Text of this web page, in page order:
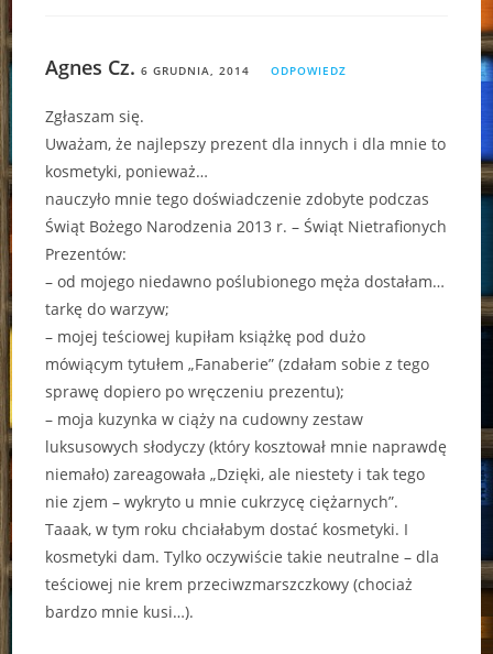
Agnes Cz. 6 GRUDNIA, 2014 ODPOWIEDZ
Zgłaszam się.
Uważam, że najlepszy prezent dla innych i dla mnie to
kosmetyki, ponieważ…
nauczyło mnie tego doświadczenie zdobyte podczas
Świąt Bożego Narodzenia 2013 r. – Świąt Nietrafionych
Prezentów:
– od mojego niedawno poślubionego męża dostałam…
tarkę do warzyw;
– mojej teściowej kupiłam książkę pod dużo
mówiącym tytułem „Fanaberie” (zdałam sobie z tego
sprawę dopiero po wręczeniu prezentu);
– moja kuzynka w ciąży na cudowny zestaw
luksusowych słodyczy (który kosztował mnie naprawdę
niemało) zareagowała „Dzięki, ale niestety i tak tego
nie zjem – wykryto u mnie cukrzycę ciężarnych”.
Taaak, w tym roku chciałabym dostać kosmetyki. I
kosmetyki dam. Tylko oczywiście takie neutralne – dla
teściowej nie krem przeciwzmarszczkowy (chociaż
bardzo mnie kusi…).